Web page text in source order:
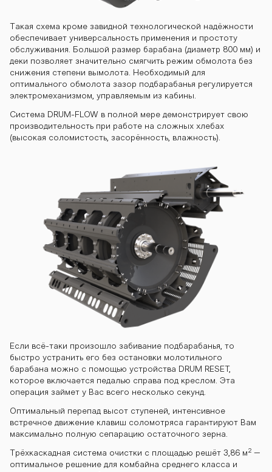
Такая схема кроме завидной технологической надёжности
обеспечивает универсальность применения и простоту
обслуживания. Большой размер барабана (диаметр 800 мм) и
деки позволяет значительно смягчить режим обмолота без
снижения степени вымолота. Необходимый для
оптимального обмолота зазор подбарабанья регулируется
электромеханизмом, управляемым из кабины.
Система DRUM-FLOW в полной мере демонстрирует свою
производительность при работе на сложных хлебах
(высокая соломистость, засорённость, влажность).
Если всё-таки произошло забивание подбарабанья, то
быстро устранить его без остановки молотильного
барабана можно с помощью устройства DRUM RESET,
которое включается педалью справа под креслом. Эта
операция займет у Вас всего несколько секунд.
Оптимальный перепад высот ступеней, интенсивное
встречное движение клавиш соломотряса гарантируют Вам
максимально полную сепарацию остаточного зерна.
Трёхкаскадная система очистки с площадью решёт 3,86 м 2 –
оптимальное решение для комбайна среднего класса и